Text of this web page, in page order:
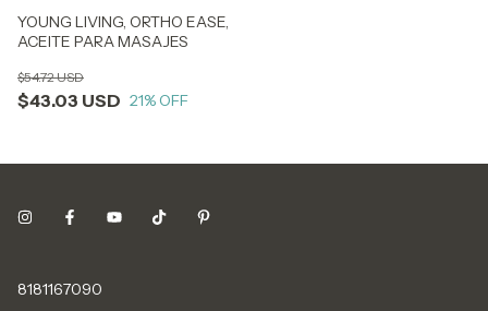
YOUNG LIVING, ORTHO EASE,
ACEITE PARA MASAJES
$43.03 USD
$54.72 USD
21% OFF
8181167090